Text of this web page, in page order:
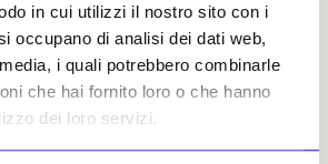
in cui utilizzi il nostro sito con i
occupano di analisi dei dati web,
i quali potrebbero combinarle
che hai fornito loro o che hanno
dei loro servizi.